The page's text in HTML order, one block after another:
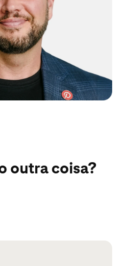
outra coisa?